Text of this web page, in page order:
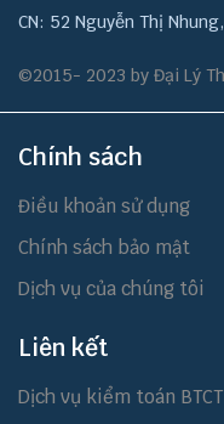
CN: 52 Nguyễn Thị
©2015- 2023 by Đại Lý
Chính sách
Điều khoản sử dụng
Chính sách bảo mật
Dịch vụ của chúng tôi
Liên kết
Dịch vụ kiểm toán BTCT